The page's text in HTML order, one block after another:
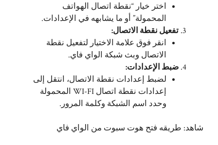
اختر خيار “نقطة اتصال الهواتف
المحمولة” أو ما يشابهه في الإعدادات.
تفعيل نقطة الاتصال:
انقر فوق علامة الاختيار لتفعيل نقطة
الاتصال وبث شبكة الواي فاي.
ضبط الإعدادات:
لضبط إعدادات نقطة الاتصال، انتقل إلى
إعدادات نقطة اتصال WI-FI المحمولة
وحدد اسم الشبكة وكلمة المرور.
شاهد: طريقه فتح هوت سبوت من الواي فاي